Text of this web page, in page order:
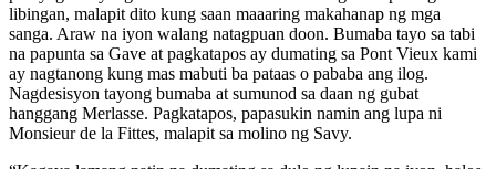
libingan, malapit dito kung saan maaaring makahanap ng mga
sanga. Araw na iyon walang natagpuan doon. Bumaba tayo sa tabi
na papunta sa Gave at pagkatapos ay dumating sa Pont Vieux kami
ay nagtanong kung mas mabuti ba pataas o pababa ang ilog.
Nagdesisyon tayong bumaba at sumunod sa daan ng gubat
hanggang Merlasse. Pagkatapos, papasukin namin ang lupa ni
Monsieur de la Fittes, malapit sa molino ng Savy.